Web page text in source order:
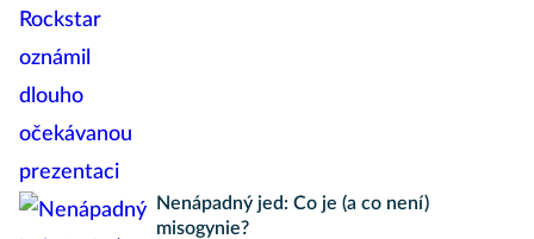
Nenápadný jed: Co je (a co není)
misogynie?